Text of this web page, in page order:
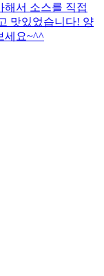
해서 소스를 직접
맛있었습니다! 양
세요~^^